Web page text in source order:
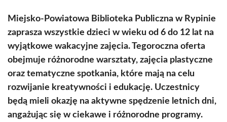
Miejsko-Powiatowa Biblioteka Publiczna w Rypinie
zaprasza wszystkie dzieci w wieku od 6 do 12 lat na
wyjątkowe wakacyjne zajęcia. Tegoroczna oferta
obejmuje różnorodne warsztaty, zajęcia plastyczne
oraz tematyczne spotkania, które mają na celu
rozwijanie kreatywności i edukację. Uczestnicy
będą mieli okazję na aktywne spędzenie letnich dni,
angażując się w ciekawe i różnorodne programy.